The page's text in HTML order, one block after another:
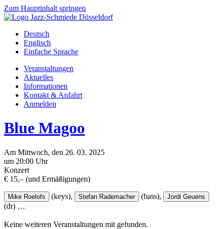
Zum Hauptinhalt springen
Deutsch
Englisch
Einfache Sprache
Veranstaltungen
Aktuelles
Informationen
Kontakt & Anfahrt
Anmelden
Blue Magoo
Am Mittwoch, den 26. 03. 2025
um 20:00 Uhr
Konzert
€ 15,– (und Ermäßigungen)
Mike Roelofs (keys), Stefan Rademacher (bass), Jordi Geuens
(dr) …
Keine weiteren Veranstaltungen mit gefunden.